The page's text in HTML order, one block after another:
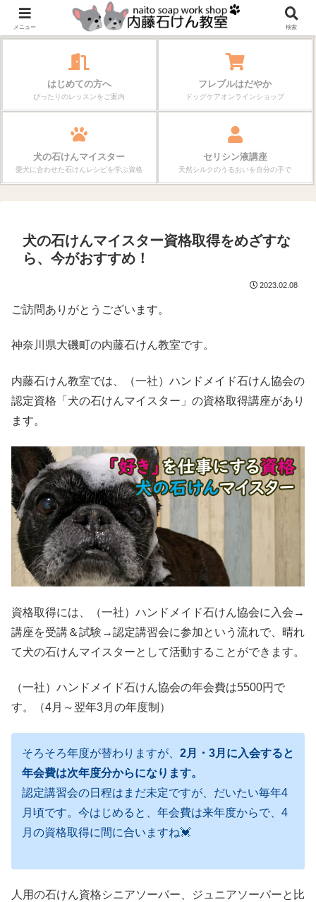
作る楽しさが、毎日の暮らしを変えていく。
はじめての方へ
ぴったりのレッスンをご案内
フレブルはだやか
ドッグケアオンラインショップ
犬の石けんマイスター
愛犬に合わせた石けんレシピを学ぶ資格
セリシン液講座
天然シルクのうるおいを自分の手で
犬の石けんマイスター資格取得をめざすな
ら、今がおすすめ！
2023.02.08
ご訪問ありがとうございます。
神奈川県大磯町の内藤石けん教室です。
内藤石けん教室では、（一社）ハンドメイド石けん協会の
認定資格「犬の石けんマイスター」の資格取得講座があり
ます。
資格取得には、（一社）ハンドメイド石けん協会に入会→
講座を受講＆試験→認定講習会に参加という流れで、晴れ
て犬の石けんマイスターとして活動することができます。
（一社）ハンドメイド石けん協会の年会費は5500円で
す。（4月～翌年3月の年度制）
そろそろ年度が替わりますが、 2月・3月に入会すると
年会費は次年度分からになります。
認定講習会の日程はまだ未定ですが、だいたい毎年4
月頃です。今はじめると、年会費は来年度からで、4
月の資格取得に間に合いますね💓
人用の石けん資格シニアソーパー、ジュニアソーパーと比
メニュー 検索